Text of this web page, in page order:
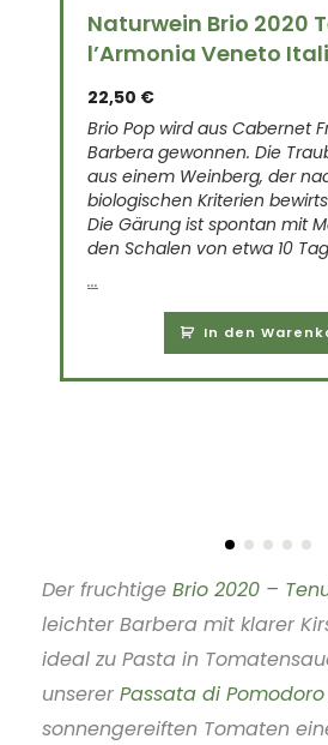
Naturwein Brio 2020
l’Armonia Veneto
22,50 €
Brio Pop wird aus Cabernet
Barbera gewonnen. Die
aus einem Weinberg, der
biologischen Kriterien
Die Gärung ist spontan mit
den Schalen von etwa 10
...
In den
Der fruchtige Brio 2020 –
leichter Barbera mit klarer
ideal zu Pasta in
unserer Passata di Pomodoro
sonnengereiften Tomaten